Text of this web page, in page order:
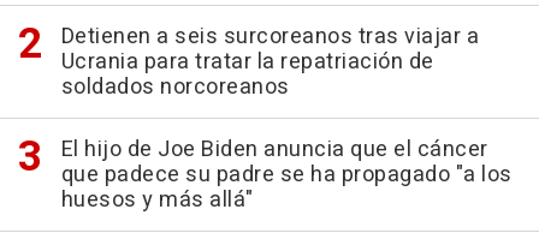
Detienen a seis surcoreanos tras viajar a
Ucrania para tratar la repatriación de
soldados norcoreanos
El hijo de Joe Biden anuncia que el cáncer
que padece su padre se ha propagado "a los
huesos y más allá"